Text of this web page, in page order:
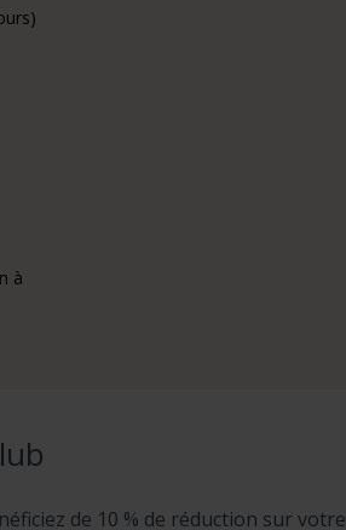
à
de 10 % de réduction sur votre